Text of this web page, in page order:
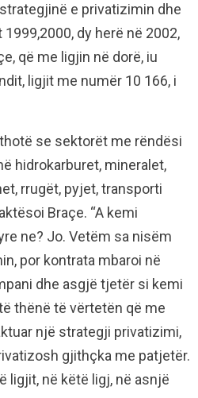
e privatizimin dhe
dy herë në 2002,
që me ligjin në dorë, iu
ligjit me numër 10 166, i
se sektorët me rëndësi
hidrokarburet, mineralet,
rrugët, pyjet, transporti
Braçe. “A kemi
ne? Jo. Vetëm sa nisëm
por kontrata mbaroi në
dhe asgjë tjetër si kemi
thënë të vërtetën që me
një strategji privatizimi,
gjithçka me patjetër.
ligjit, në këtë ligj, në asnjë